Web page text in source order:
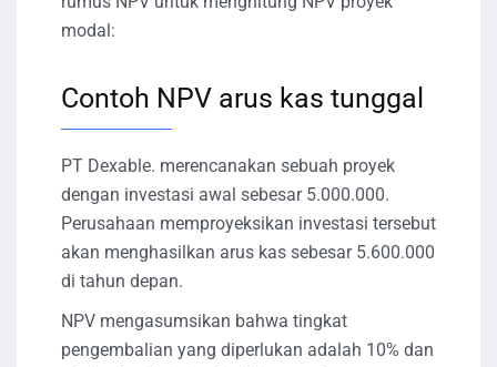
modal:
Contoh NPV arus kas tunggal
PT Dexable. merencanakan sebuah proyek
dengan investasi awal sebesar 5.000.000.
Perusahaan memproyeksikan investasi tersebut
akan menghasilkan arus kas sebesar 5.600.000
di tahun depan.
NPV mengasumsikan bahwa tingkat
pengembalian yang diperlukan adalah 10% dan